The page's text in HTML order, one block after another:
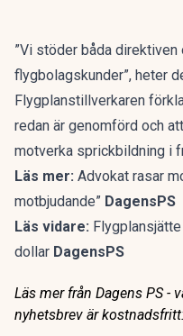
”Vi stöder båda
flygbolagskunder”, heter
Flygplanstillverkaren
redan är genomförd och
motverka sprickbildning i
Läs mer: Advokat rasar
motbjudande” DagensPS
Läs vidare:
dollar DagensPS
Läs mer från Dagens PS -
nyhetsbrev är